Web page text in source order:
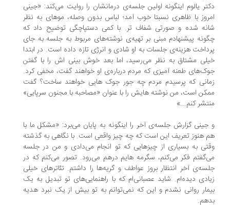
دکتر یالوم اینگونه اولین جلسه‌ی درمانشان را روایت می‌‎کند: «جینی‌
با ظاهری نسبتا خوب آمد؛ لباس بدون وصله، موهای به نظر
شده و صورتی شفاف تر. با کمی دستپاچگی توضیح داد که
پیشنهادم مبنی بر تهیه‌ی نوشته‌های مربوط به جلسه به جای
هزینه‌ی جلسات به او شادی و انرژی تازه داده است. در ابتدا
خیلی مشتاق به نظر می‌‎رسید،‌ اما بعد خوش بینی اش را با گفتن
طعنه آمیزی که مردم درباره‌ی او خواهند گفت، مخفی کرد.
که پرسیدم مردم چه جور جوک هایی خواهند ساخت؟ گفت
است، من نوشته هایش را با عنوان «مصاحبه با مجنون سرپایی»
کنم...»
گزارش جلسه‌ی آخر را اینگونه به پایان می‌برد: «مشکل ما با
هنوز تعریف این است که چه چیز واقعی است. با نگاهی به گذشته
وقتی به بسیاری از چیزهایی که تو انجام می‌‎دادی و من در جلسه
می‌‎گفتم فکر می‌‎کنم، سگرمه هایم درهم می‌‎رود. تصور می‌‎کنم که در
آخر انتظار بروز عواطف و گریه‌ها را داشتم. تئاترهای خیلی
دیده‌ام. شاید عصبانی‌ام که با راهنمایی‌های تو تبدیل به یک
روانی نشدم و این که نمی‌توانم به تو بیش از یک نبرد هدیه